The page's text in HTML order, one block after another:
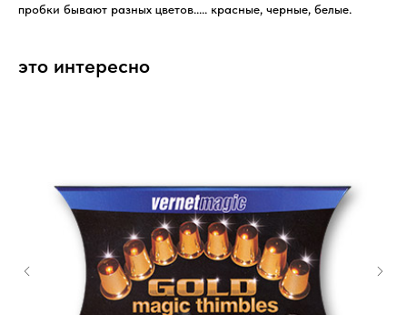
пробки бывают разных цветов..... красные, черные, белые.
это интересно